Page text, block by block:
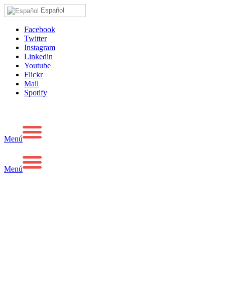
Español
Facebook
Twitter
Instagram
Linkedin
Youtube
Flickr
Mail
Spotify
Menú
Menú